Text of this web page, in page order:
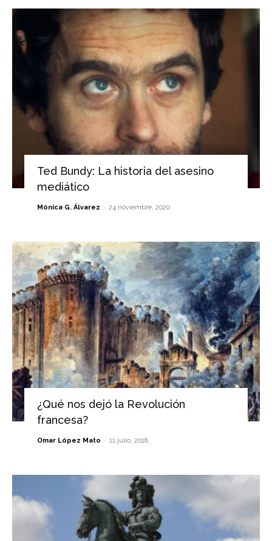
Ted Bundy: La historia del asesino
mediático
Mónica G. Álvarez - 24 noviembre, 2020
¿Qué nos dejó la Revolución
francesa?
Omar López Mato - 11 julio, 2018